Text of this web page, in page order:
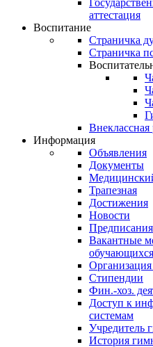
аттестация
Воспитание
Страничка
Страничка
Внеклассная
Информация
Объявления
Документы
Трапезная
Достижения
Новости
Предписания
Вакантные
обучающихся
Стипендии
Фин.-хоз.
Доступ к
системам
Учредитель
История